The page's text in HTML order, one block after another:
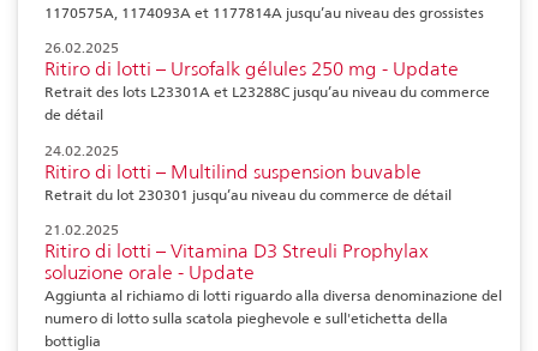
1170575A, 1174093A et 1177814A jusqu’au niveau des grossistes
26.02.2025
Ritiro di lotti – Ursofalk gélules 250 mg - Update
Retrait des lots L23301A et L23288C jusqu’au niveau du commerce
de détail
24.02.2025
Ritiro di lotti – Multilind suspension buvable
Retrait du lot 230301 jusqu’au niveau du commerce de détail
21.02.2025
Ritiro di lotti – Vitamina D3 Streuli Prophylax
soluzione orale - Update
Aggiunta al richiamo di lotti riguardo alla diversa denominazione del
numero di lotto sulla scatola pieghevole e sull'etichetta della
bottiglia